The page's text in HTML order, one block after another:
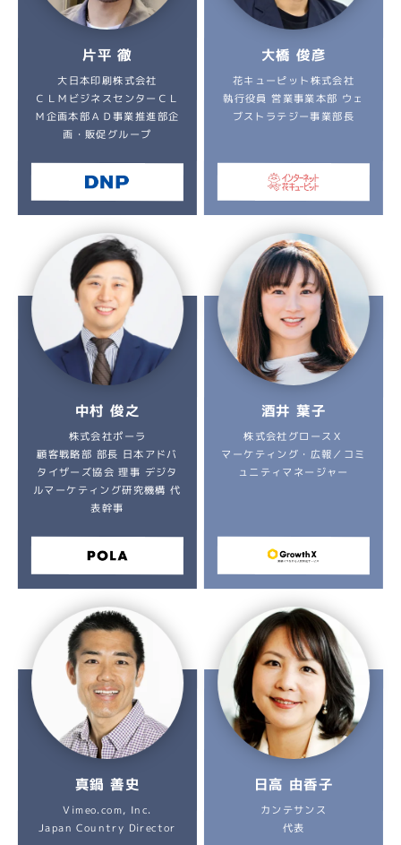
片平 徹
大日本印刷株式会社
ＣＬＭビジネスセンターＣＬ
Ｍ企画本部ＡＤ事業推進部企
画・販促グループ
大橋 俊彦
花キューピット株式会社
執行役員 営業事業本部 ウェ
ブストラテジー事業部長
中村 俊之
株式会社ポーラ
顧客戦略部 部長 日本アドバ
タイザーズ協会 理事 デジタ
ルマーケティング研究機構 代
表幹事
酒井 葉子
株式会社グロースＸ
マーケティング・広報／コミ
ュニティマネージャー
真鍋 善史
Vimeo.com, Inc.
Japan Country Director
日高 由香子
カンテサンス
代表